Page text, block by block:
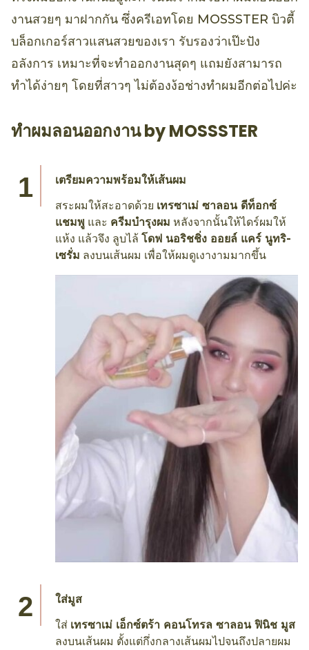
งานสวยๆ มาฝากกัน ซึ่งครีเอทโดย MOSSSTER บิวตี้
บล็อกเกอร์สาวแสนสวยของเรา รับรองว่าเป๊ะปัง
อลังการ เหมาะที่จะทำออกงานสุดๆ แถมยังสามารถ
ทำได้ง่ายๆ โดยที่สาวๆ ไม่ต้องง้อช่างทำผมอีกต่อไปค่ะ
ทำผมลอนออกงาน by MOSSSTER
เตรียมความพร้อมให้เส้นผม
สระผมให้สะอาดด้วย เทรซาเม่ ซาลอน ดีท็อกซ์
แชมพู และ ครีมบำรุงผม หลังจากนั้นให้ไดร์ผมให้
แห้ง แล้วจึง ลูบไล้ โดฟ นอริชชิ่ง ออยล์ แคร์ นูทริ-
เซรั่ม ลงบนเส้นผม เพื่อให้ผมดูเงางามมากขึ้น
ใส่มูส
ใส่ เทรซาเม่ เอ็กซ์ตร้า คอนโทรล ซาลอน ฟินิช มูส
ลงบนเส้นผม ตั้งแต่กึ่งกลางเส้นผมไปจนถึงปลายผม